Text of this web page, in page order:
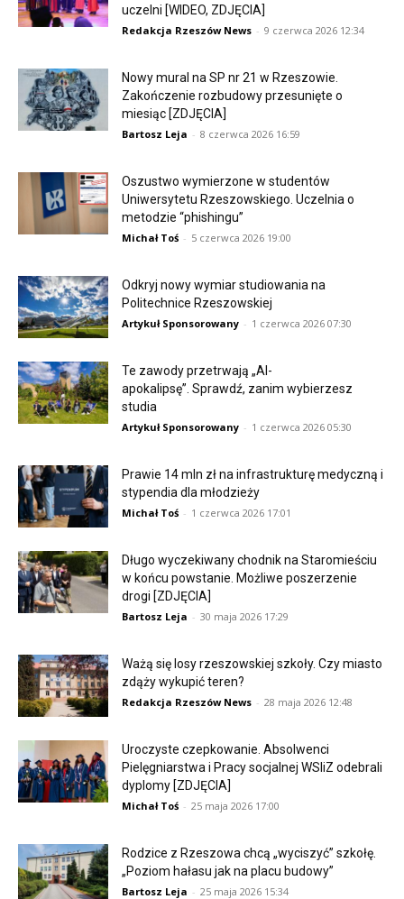
uczelni [WIDEO, ZDJĘCIA]
Redakcja Rzeszów News - 9 czerwca 2026 12:34
Nowy mural na SP nr 21 w Rzeszowie.
Zakończenie rozbudowy przesunięte o
miesiąc [ZDJĘCIA]
Bartosz Leja - 8 czerwca 2026 16:59
Oszustwo wymierzone w studentów
Uniwersytetu Rzeszowskiego. Uczelnia o
metodzie “phishingu”
Michał Toś - 5 czerwca 2026 19:00
Odkryj nowy wymiar studiowania na
Politechnice Rzeszowskiej
Artykuł Sponsorowany - 1 czerwca 2026 07:30
Te zawody przetrwają „AI-
apokalipsę”. Sprawdź, zanim wybierzesz
studia
Artykuł Sponsorowany - 1 czerwca 2026 05:30
Prawie 14 mln zł na infrastrukturę medyczną i
stypendia dla młodzieży
Michał Toś - 1 czerwca 2026 17:01
Długo wyczekiwany chodnik na Staromieściu
w końcu powstanie. Możliwe poszerzenie
drogi [ZDJĘCIA]
Bartosz Leja - 30 maja 2026 17:29
Ważą się losy rzeszowskiej szkoły. Czy miasto
zdąży wykupić teren?
Redakcja Rzeszów News - 28 maja 2026 12:48
Uroczyste czepkowanie. Absolwenci
Pielęgniarstwa i Pracy socjalnej WSIiZ odebrali
dyplomy [ZDJĘCIA]
Michał Toś - 25 maja 2026 17:00
Rodzice z Rzeszowa chcą „wyciszyć” szkołę.
„Poziom hałasu jak na placu budowy”
Bartosz Leja - 25 maja 2026 15:34